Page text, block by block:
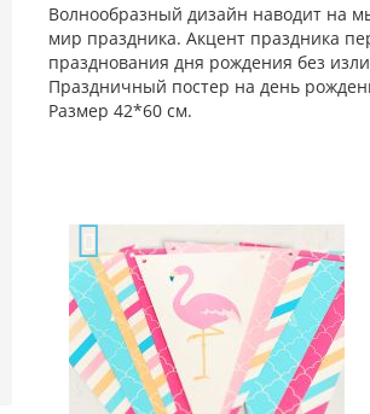
Волнообразный дизайн наводит на
мир праздника. Акцент праздника
празднования дня рождения без
Праздничный постер на день
Размер 42*60 см.